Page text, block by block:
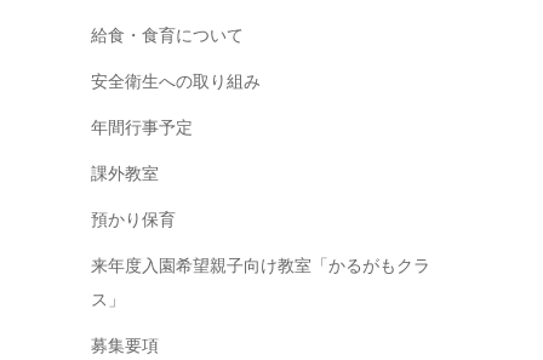
給食・食育について
安全衛生への取り組み
年間行事予定
課外教室
預かり保育
来年度入園希望親子向け教室「かるがもクラ
ス」
募集要項